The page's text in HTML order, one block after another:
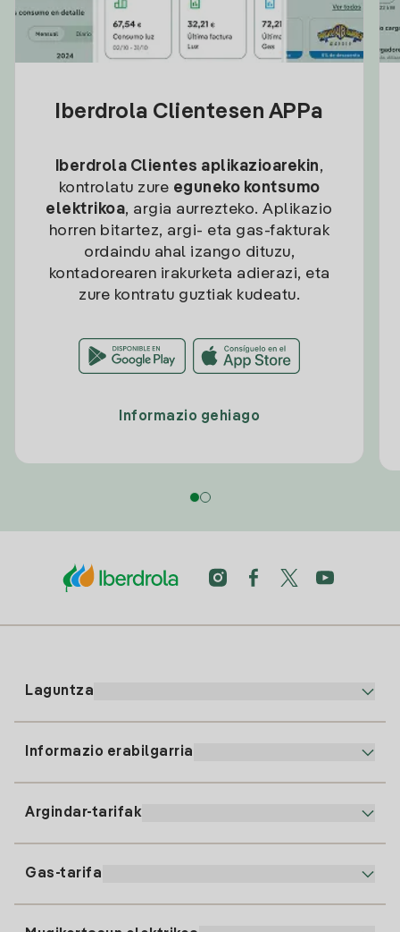
Iberdrola Clientesen APPa
Iberdrola Clientes aplikazioarekin,
kontrolatu zure eguneko kontsumo
elektrikoa, argia aurrezteko. Aplikazio
horren bitartez, argi- eta gas-fakturak
ordaindu ahal izango dituzu,
kontadorearen irakurketa adierazi, eta
zure kontratu guztiak kudeatu.
Informazio gehiago
Laguntza
91 919 52 73
clientes@tuiberdrola.es
Informazio erabilgarria
Argindar-tarifak
Gas-tarifa